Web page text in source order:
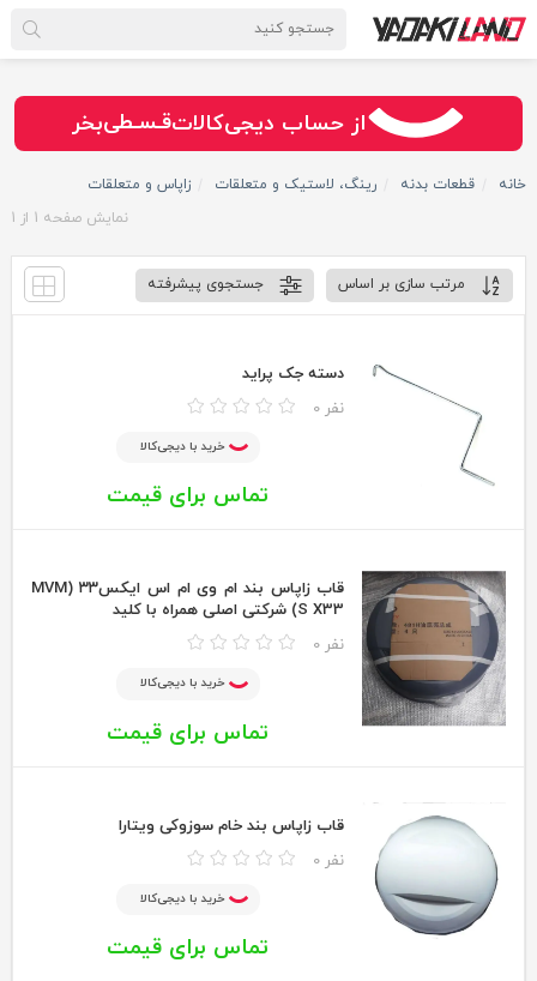
از حساب دیجی‌کالات
سـریــع
امـــــن
قـسـطیبخر
خانه قطعات بدنه رینگ، لاستیک و متعلقات
زاپاس و متعلقات
نمایش صفحه 1 از 1
مرتب سازی بر اساس جستجوی پیشرفته
دسته جک پراید
0 نفر
خرید با دیجی‌کالا
تماس برای قیمت
قاب زاپاس بند ام وی ام اس ایکس۳۳ (MVM
S X33) شرکتی اصلی همراه با کلید
0 نفر
خرید با دیجی‌کالا
تماس برای قیمت
قاب زاپاس بند خام سوزوکی ویتارا
0 نفر
خرید با دیجی‌کالا
تماس برای قیمت